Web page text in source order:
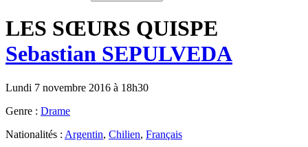
LES SŒURS QUISPE
Sebastian SEPULVEDA
Lundi 7 novembre 2016 à 18h30
Genre : Drame
Nationalités : Argentin, Chilien, Français